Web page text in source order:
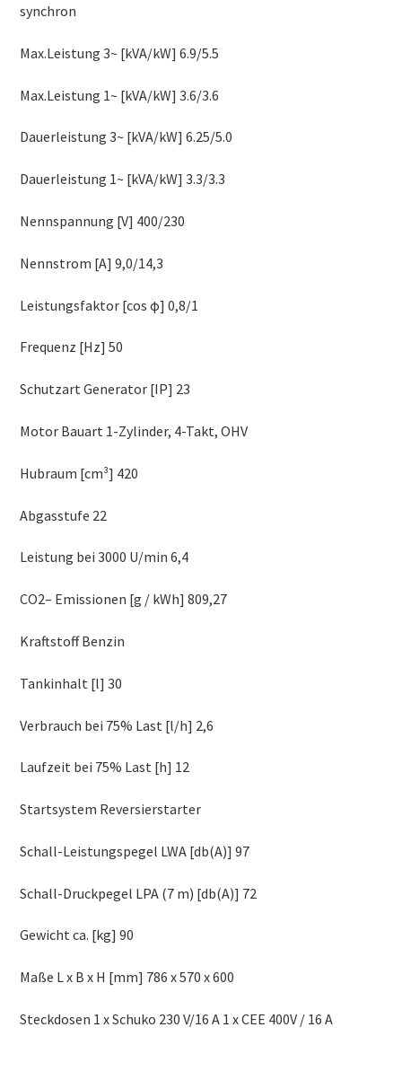
synchron
Max.Leistung 3~ [kVA/kW] 6.9/5.5
Max.Leistung 1~ [kVA/kW] 3.6/3.6
Dauerleistung 3~ [kVA/kW] 6.25/5.0
Dauerleistung 1~ [kVA/kW] 3.3/3.3
Nennspannung [V] 400/230
Nennstrom [A] 9,0/14,3
Leistungsfaktor [cos ϕ] 0,8/1
Frequenz [Hz] 50
Schutzart Generator [IP] 23
Motor Bauart 1-Zylinder, 4-Takt, OHV
Hubraum [cm³] 420
Abgasstufe 22
Leistung bei 3000 U/min 6,4
CO2– Emissionen [g / kWh] 809,27
Kraftstoff Benzin
Tankinhalt [l] 30
Verbrauch bei 75% Last [l/h] 2,6
Laufzeit bei 75% Last [h] 12
Startsystem Reversierstarter
Schall-Leistungspegel LWA [db(A)] 97
Schall-Druckpegel LPA (7 m) [db(A)] 72
Gewicht ca. [kg] 90
Maße L x B x H [mm] 786 x 570 x 600
Steckdosen 1 x Schuko 230 V/16 A 1 x CEE 400V / 16 A